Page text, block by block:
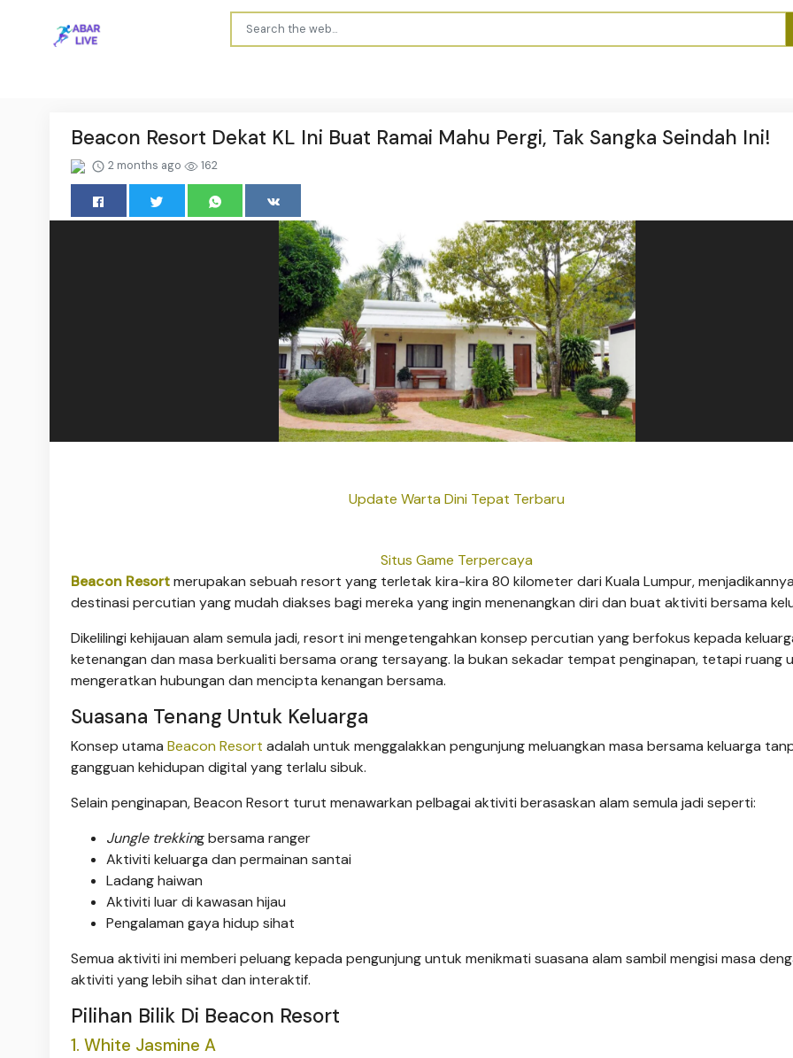
Beacon Resort Dekat KL Ini Buat Ramai Mahu Pergi, Tak Sangka Seindah Ini!
2 months ago 162
Update Warta Dini Tepat Terbaru
Situs Game Terpercaya
Beacon Resortmerupakan sebuah resort yang terletak kira-kira 80 kilometer dari Kuala Lumpur,
destinasi percutian yang mudah diakses bagi mereka yang ingin menenangkan diri dan buat aktiviti bersama
Dikelilingi kehijauan alam semula jadi, resort ini mengetengahkan konsep percutian yang berfokus kepada
ketenangan dan masa berkualiti bersama orang tersayang. Ia bukan sekadar tempat penginapan, tetapi ruang
mengeratkan hubungan dan mencipta kenangan bersama.
Suasana Tenang Untuk Keluarga
Konsep utama Beacon Resort adalah untuk menggalakkan pengunjung meluangkan masa bersama keluarga
gangguan kehidupan digital yang terlalu sibuk.
Selain penginapan, Beacon Resort turut menawarkan pelbagai aktiviti berasaskan alam semula jadi seperti:
Jungle trekking bersama ranger
Aktiviti keluarga dan permainan santai
Ladang haiwan
Aktiviti luar di kawasan hijau
Pengalaman gaya hidup sihat
Semua aktiviti ini memberi peluang kepada pengunjung untuk menikmati suasana alam sambil mengisi masa
aktiviti yang lebih sihat dan interaktif.
Pilihan Bilik Di Beacon Resort
1. White Jasmine A